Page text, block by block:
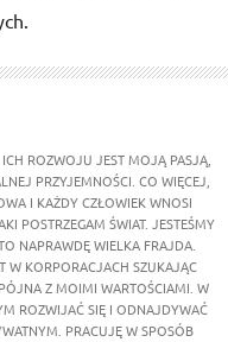
ROZWOJU JEST MOJĄ PASJĄ,
PRZYJEMNOŚCI. CO WIĘCEJ,
I KAŻDY CZŁOWIEK WNOSI
POSTRZEGAM ŚWIAT. JESTEŚMY
NAPRAWDĘ WIELKA FRAJDA.
W KORPORACJACH SZUKAJĄC
Z MOIMI WARTOŚCIAMI. W
ROZWIJAĆ SIĘ I ODNAJDYWAĆ
PRACUJĘ W SPOSÓB